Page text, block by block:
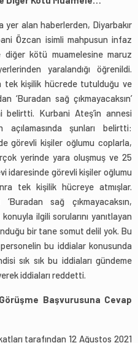
yer alan haberlerden, Diyarbakır
Özcan isimli mahpusun infaz
diğer kötü muamelesine maruz
yaralandığı öğrenildi.
tek kişilik hücrede tutulduğu ve
‘Buradan sağ çıkmayacaksın’
belirtti. Kurbani Ateş’in annesi
şunları belirtti:
görevli kişiler oğlumu coplarla,
yerinde yara oluşmuş ve 25
idaresinde görevli kişiler oğlumu
tek kişilik hücreye atmışlar.
sağ çıkmayacaksın,
ilgili sorularını yanıtlayan
bir tane somut delil yok. Bu
bu iddialar konusunda
sık sık bu iddiaları gündeme
iddiaları reddetti.
Başvurusuna Cevap
tarafından 12 Ağustos 2021